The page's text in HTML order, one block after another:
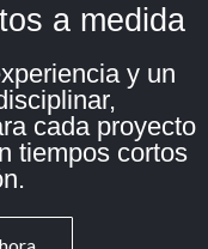
a medida
y un
cada proyecto
tiempos cortos